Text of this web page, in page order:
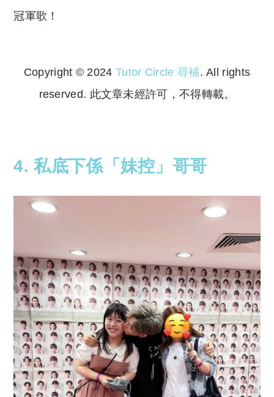
冠軍歌！
Copyright © 2024 Tutor Circle 尋補. All rights
reserved. 此文章未經許可，不得轉載。
4. 私底下係「妹控」哥哥